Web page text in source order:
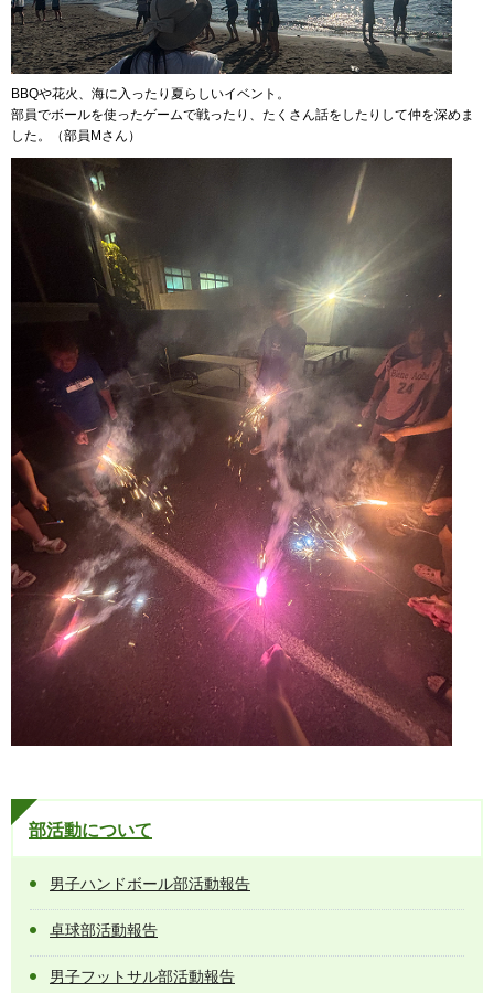
BBQや花火、海に入ったり夏らしいイベント。
部員でボールを使ったゲームで戦ったり、たくさん話をしたりして仲を深めま
した。（部員Mさん）
部活動について
男子ハンドボール部活動報告
卓球部活動報告
男子フットサル部活動報告